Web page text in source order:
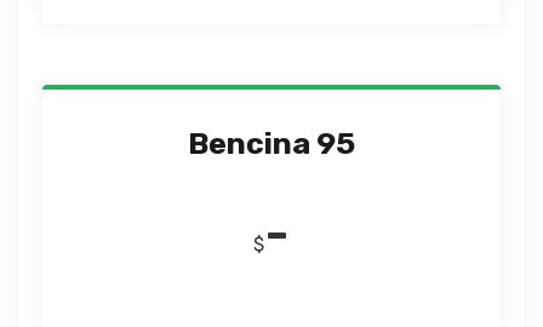
Bencina 95
$-